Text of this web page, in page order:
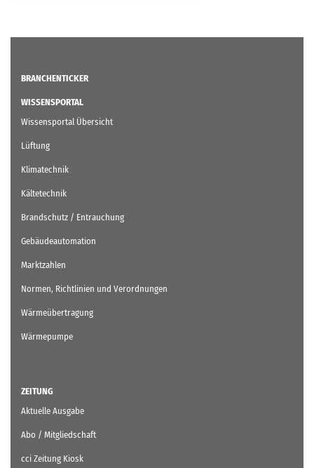
BRANCHENTICKER
WISSENSPORTAL
Wissensportal Übersicht
Lüftung
Klimatechnik
Kältetechnik
Brandschutz / Entrauchung
Gebäudeautomation
Marktzahlen
Normen, Richtlinien und Verordnungen
Wärmeübertragung
Wärmepumpe
ZEITUNG
Aktuelle Ausgabe
Abo / Mitgliedschaft
cci Zeitung Kiosk